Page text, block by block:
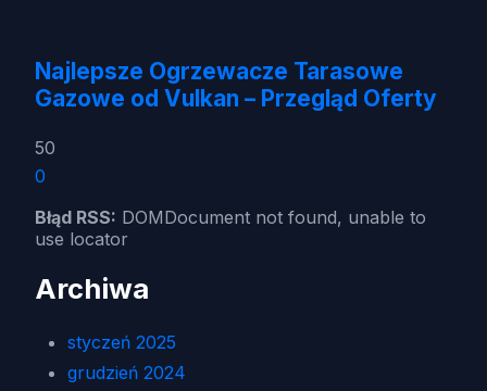
Najlepsze Ogrzewacze Tarasowe
Gazowe od Vulkan – Przegląd Oferty
50
0
Błąd RSS: DOMDocument not found, unable to
use locator
Archiwa
styczeń 2025
grudzień 2024